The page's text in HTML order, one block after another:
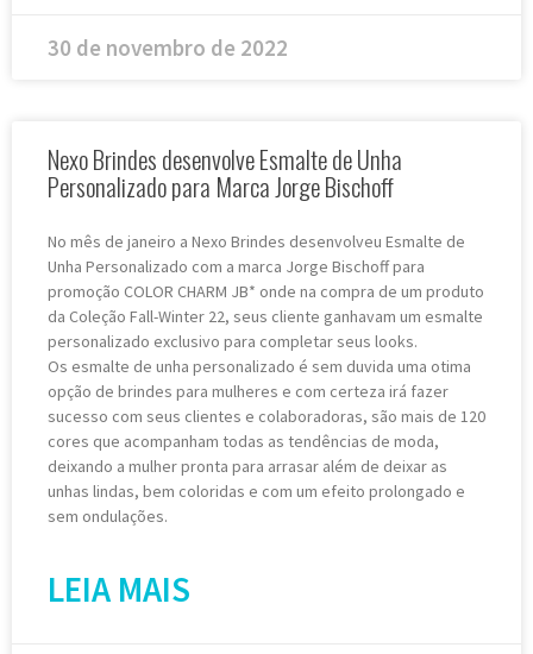
30 de novembro de 2022
Nexo Brindes desenvolve Esmalte de Unha
Personalizado para Marca Jorge Bischoff
No mês de janeiro a Nexo Brindes desenvolveu Esmalte de
Unha Personalizado com a marca Jorge Bischoff para
promoção COLOR CHARM JB* onde na compra de um produto
da Coleção Fall-Winter 22, seus cliente ganhavam um esmalte
personalizado exclusivo para completar seus looks.
Os esmalte de unha personalizado é sem duvida uma otima
opção de brindes para mulheres e com certeza irá fazer
sucesso com seus clientes e colaboradoras, são mais de 120
cores que acompanham todas as tendências de moda,
deixando a mulher pronta para arrasar além de deixar as
unhas lindas, bem coloridas e com um efeito prolongado e
sem ondulações.
LEIA MAIS